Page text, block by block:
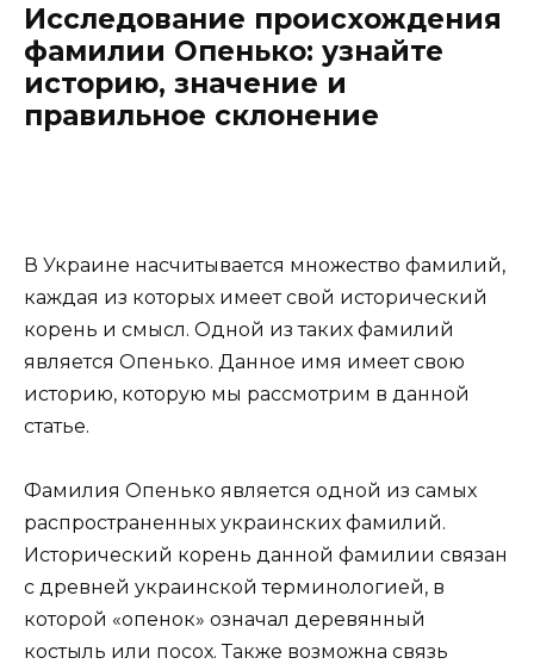
Исследование происхождения
фамилии Опенько: узнайте
историю, значение и
правильное склонение
В Украине насчитывается множество фамилий,
каждая из которых имеет свой исторический
корень и смысл. Одной из таких фамилий
является Опенько. Данное имя имеет свою
историю, которую мы рассмотрим в данной
статье.
Фамилия Опенько является одной из самых
распространенных украинских фамилий.
Исторический корень данной фамилии связан
с древней украинской терминологией, в
которой «опенок» означал деревянный
костыль или посох. Также возможна связь